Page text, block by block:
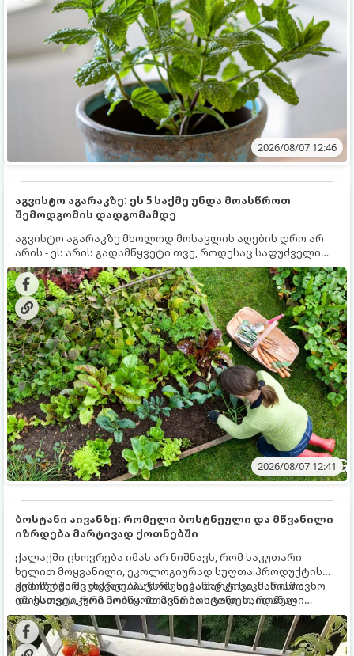
2026/08/07 12:46
აგვისტო აგარაკზე: ეს 5 საქმე უნდა მოასწროთ
შემოდგომის დადგომამდე
აგვისტო აგარაკზე მხოლოდ მოსავლის აღების დრო არ
არის - ეს არის გადამწყვეტი თვე, როდესაც საფუძველი
ეყრება მომავალი წლის მოსავალს და ბაღი მზადდება
შემოდგომა-ზამთრის სეზონისთვის. იმისათვის, რომ
ნიადაგმა ენერგია აღიდგინოს, ხოლო მცენარეებმა
ზამთარს გაუძლონ, აგვისტოს ბოლომდე 5
მნიშვნელოვანი საქმის გაკეთება უნდა მოასწროთ:
2026/08/07 12:41
ბოსტანი აივანზე: რომელი ბოსტნეული და მწვანილი
იზრდება მარტივად ქოთნებში
ქალაქში ცხოვრება იმას არ ნიშნავს, რომ საკუთარი
ხელით მოყვანილი, ეკოლოგიურად სუფთა პროდუქტის
გემოზე უარი თქვათ. პატარა აივანიც კი საკმარისია
იმისათვის, რომ მოიწყოთ მინი-ბოსტანი, საიდანაც
ყოველდღიურად ახალ, არომატულ მწვანილსა და
ბოსტნეულს მოკრეფთ.
ქოთნებში მცენარეების მოშენება მარტივი, სასიამოვნო
და ესთეტიკური ჰობია. მთავარია იცოდეთ, რომელი
კულტურები ეგუებიან ქოთნის პირობებს ყველაზე კარგად
და როგორ მოუაროთ მათ სწორად.